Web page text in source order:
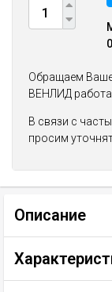
Обращаем
ВЕНЛИД
В связи с
просим
Описание